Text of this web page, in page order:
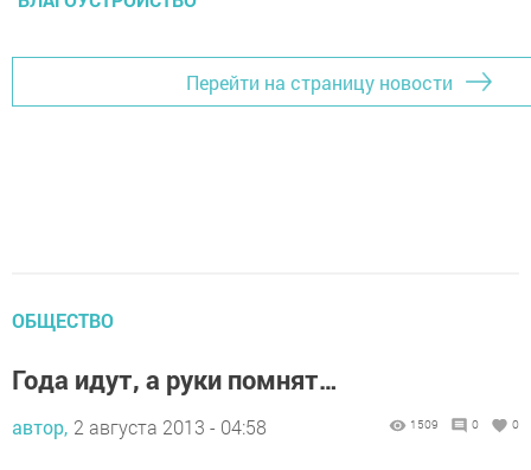
Перейти на страницу новости
ОБЩЕСТВО
Года идут, а руки помнят…
автор, 2 августа 2013 - 04:58 1509 0 0